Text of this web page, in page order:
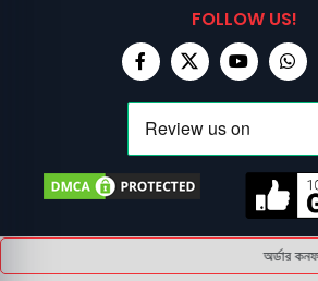
FOLLOW US!
অর্ডার